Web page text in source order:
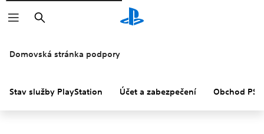
Vyhledat
Domovská stránka podpory
Stav služby PlayStation Účet a zabezpečení Obchod PS